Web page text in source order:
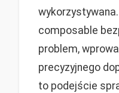
composable
problem,
precyzyjnego
to podejście